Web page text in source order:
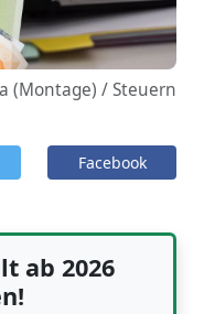
(Montage) / Steuern
Facebook
ab 2026